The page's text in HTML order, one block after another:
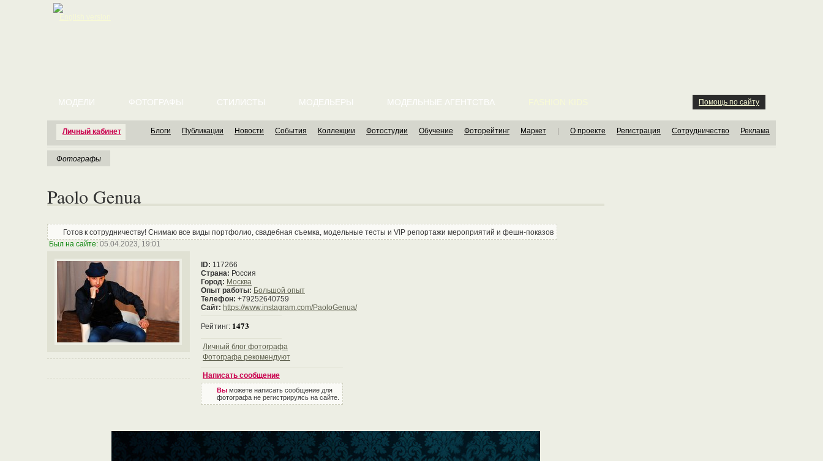
Личный кабинет
МОДЕЛИ ФОТОГРАФЫ СТИЛИСТЫ МОДЕЛЬЕРЫ МОДЕЛЬНЫЕ АГЕНТСТВА Помощь по сайту
Блоги Публикации Новости События Коллекции Фотостудии Обучение Фоторейтинг Маркет О проекте Регистрация Сотрудничество Реклама
Фотографы
Paolo Genua
Готов к сотрудничеству! Снимаю все виды портфолио, свадебная съемка, модельные тесты и VIP репортажи мероприятий и фешн-показов
Был на сайте: 05.04.2023, 19:01
ID: 117266
Страна: Россия
Город: Москва
Опыт работы: Большой опыт
Телефон: +79252640759
Сайт: https://www.instagram.com/PaoloGenua/
Рейтинг: 1473
Личный блог фотографа
Фотографа рекомендуют
Написать сообщение
Вы можете написать сообщение для
фотографа не регистрируясь на сайте.